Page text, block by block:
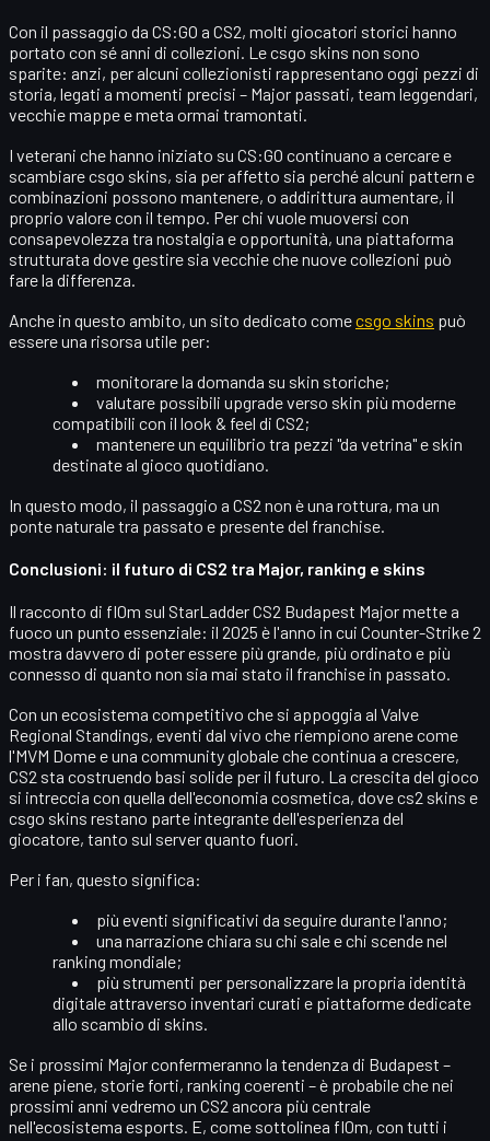
Con il passaggio da CS:GO a CS2, molti giocatori storici hanno
portato con sé anni di collezioni. Lecsgo skins non sono
sparite: anzi, per alcuni collezionisti rappresentano oggi pezzi di
storia, legati a momenti precisi – Major passati, team leggendari,
vecchie mappe e meta ormai tramontati.
I veterani che hanno iniziato su CS:GO continuano a cercare e
scambiarecsgo skins, sia per affetto sia perché alcuni pattern e
combinazioni possono mantenere, o addirittura aumentare, il
proprio valore con il tempo. Per chi vuole muoversi con
consapevolezza tra nostalgia e opportunità, una piattaforma
strutturata dove gestire sia vecchie che nuove collezioni può
fare la differenza.
Anche in questo ambito, un sito dedicato comecsgo skins può
essere una risorsa utile per:
monitorare la domanda su skin storiche;
valutare possibili upgrade verso skin più moderne
compatibili con il look & feel di CS2;
mantenere un equilibrio tra pezzi "da vetrina" e skin
destinate al gioco quotidiano.
In questo modo, il passaggio a CS2 non è una rottura, ma un
ponte naturaletra passato e presente del franchise.
Conclusioni: il futuro di CS2 tra Major, ranking e skins
Il racconto di fl0m sul StarLadder CS2 Budapest Majormette a
fuoco un punto essenziale: il 2025 è l'anno in cui Counter-Strike 2
mostra davvero di poter essere più grande, più ordinato e più
connesso di quanto non sia mai stato il franchise in passato.
Con un ecosistema competitivo che si appoggia al Valve
Regional Standings, eventi dal vivo che riempiono arene come
l'MVM Dome e una community globale che continua a crescere,
CS2 sta costruendo basi solide per il futuro. La crescita del gioco
si intreccia con quella dell'economia cosmetica, dovecs2 skins e
csgo skins restano parte integrante dell'esperienza del
giocatore, tanto sul server quanto fuori.
Per i fan, questo significa:
più eventi significativi da seguire durante l'anno;
una narrazione chiara su chi sale e chi scende nel
ranking mondiale;
più strumenti per personalizzare la propria identità
digitale attraverso inventari curati e piattaforme dedicate
allo scambio di skins.
Se i prossimi Major confermeranno la tendenza di Budapest –
arene piene, storie forti, ranking coerenti – è probabile che nei
prossimi anni vedremo un CS2 ancora più centrale
nell'ecosistema esports. E, come sottolinea fl0m, con tutti i